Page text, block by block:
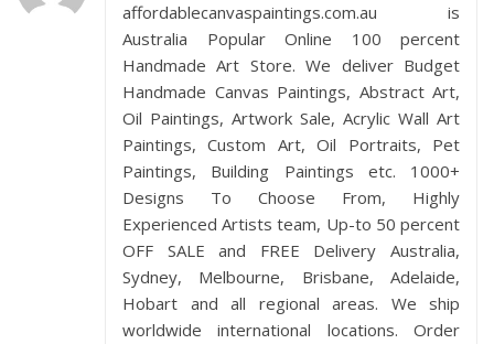
affordablecanvaspaintings.com.au is
Australia Popular Online 100 percent
Handmade Art Store. We deliver Budget
Handmade Canvas Paintings, Abstract Art,
Oil Paintings, Artwork Sale, Acrylic Wall Art
Paintings, Custom Art, Oil Portraits, Pet
Paintings, Building Paintings etc. 1000+
Designs To Choose From, Highly
Experienced Artists team, Up-to 50 percent
OFF SALE and FREE Delivery Australia,
Sydney, Melbourne, Brisbane, Adelaide,
Hobart and all regional areas. We ship
worldwide international locations. Order